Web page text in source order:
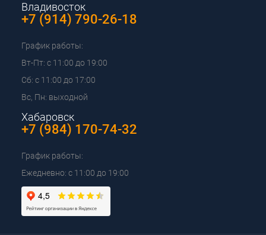
Владивосток
+7 (914) 790-26-18
График работы:
Вт-Пт: с 11:00 до 19:00
Сб: с 11:00 до 17:00
Вс, Пн: выходной
Хабаровск
+7 (984) 170-74-32
График работы:
Ежедневно: с 11:00 до 19:00